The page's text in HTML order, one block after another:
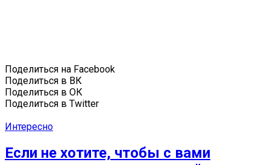
Поделиться на Facebook
Поделиться в ВК
Поделиться в ОК
Поделиться в Twitter
Интересно
Если не хотите, чтобы с вами